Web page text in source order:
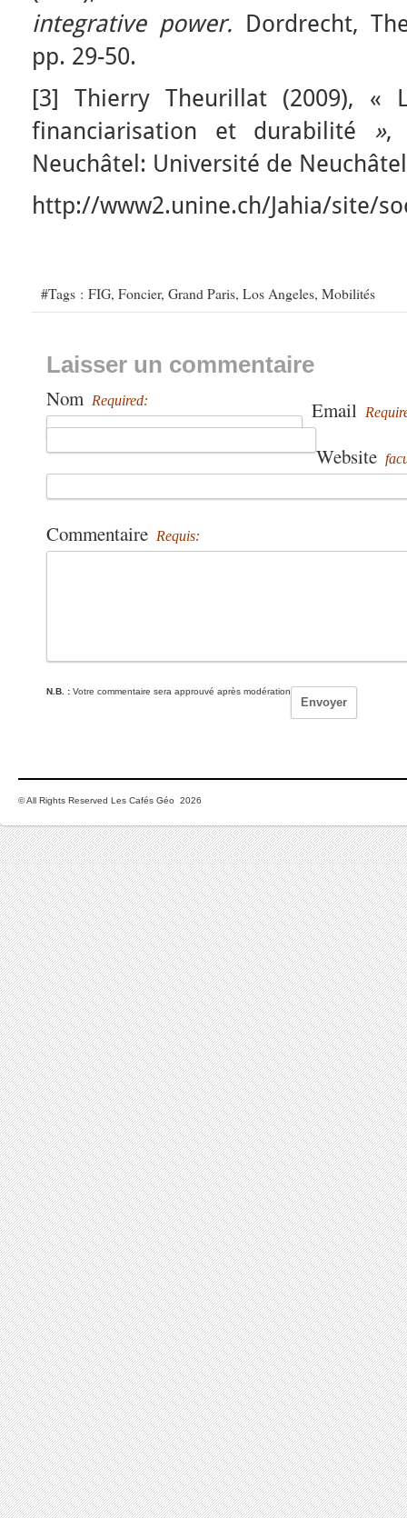
integrative power. Dordrecht,
pp. 29-50.
[3] Thierry Theurillat (2009), «
financiarisation et durabilité »
Neuchâtel: Université de Neuchâtel
http://www2.unine.ch/Jahia/site/
#Tags : FIG, Foncier, Grand Paris, Los Angeles, Mobilités
Laisser un commentaire
Nom Required: Email
Website
Commentaire Requis:
N.B. : Votre commentaire sera approuvé après modération
© All Rights Reserved Les Cafés Géo 2026